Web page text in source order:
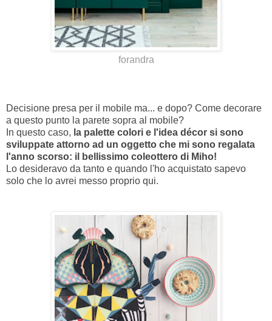
forandra
Decisione presa per il mobile ma... e dopo? Come decorare
a questo punto la parete sopra al mobile?
In questo caso, la palette colori e l'idea décor si sono
sviluppate attorno ad un oggetto che mi sono regalata
l'anno scorso: il bellissimo coleottero di Miho!
Lo desideravo da tanto e quando l'ho acquistato sapevo
solo che lo avrei messo proprio qui.